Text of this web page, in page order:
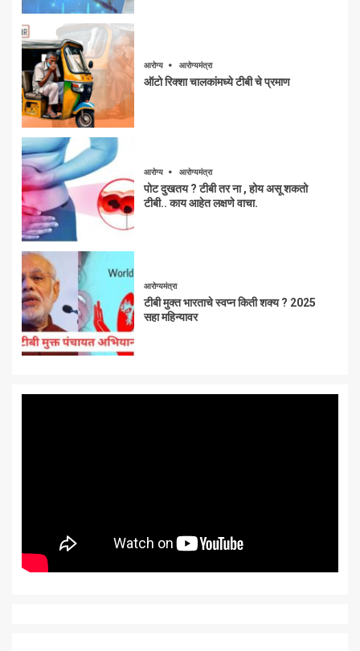
आरोग्य आरोग्यमंत्रा
ऑटो रिक्शा चालकांमध्ये टीबी चे प्रमाण
आरोग्य आरोग्यमंत्रा
पोट दुखतय ? टीबी तर ना , होय असू शकतो
टीबी.. काय आहेत लक्षणे वाचा.
आरोग्यमंत्रा
टीबी मुक्त भारताचे स्वप्न किती शक्य ? 2025
सहा महिन्यावर